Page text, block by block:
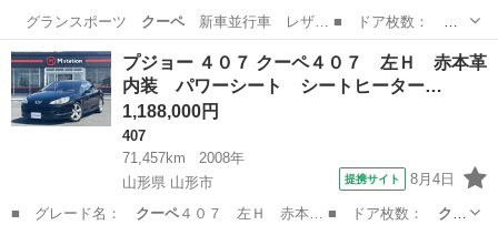
グランスポーツ クーペ 新車並行車 レザ… ■ ドア枚数：
ーペ■ ミッション：…
千葉 柏市 その他
プジョー ４０７ クーペ４０７ 左Ｈ 赤本革
内装 パワーシート シートヒーター…
1,188,000円
407
71,457km
2008年
山形県 山形市
提携サイト 8月4日
■ グレード名： クーペ ４０７ 左Ｈ 赤本… ■ ドア枚数： クー